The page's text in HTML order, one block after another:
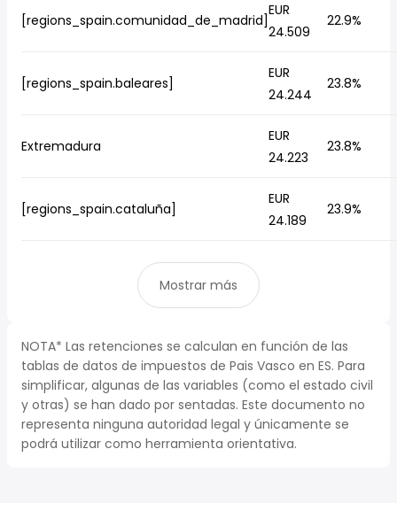
[regions_spain.comunidad_de_madrid]
EUR
24.509
22.9%
[regions_spain.baleares]
EUR
24.244
23.8%
Extremadura
EUR
24.223
23.8%
[regions_spain.cataluña]
EUR
24.189
23.9%
Mostrar más
NOTA* Las retenciones se calculan en función de las
tablas de datos de impuestos de Pais Vasco en ES. Para
simplificar, algunas de las variables (como el estado civil
y otras) se han dado por sentadas. Este documento no
representa ninguna autoridad legal y únicamente se
podrá utilizar como herramienta orientativa.